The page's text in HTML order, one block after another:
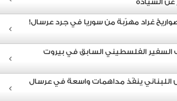
عن السيادة
غراد مهرّبة من سوريا في جرد عرسال!
السفير الفلسطيني السابق في بيروت
اللبناني ينفّذ مداهمات واسعة في عرسال